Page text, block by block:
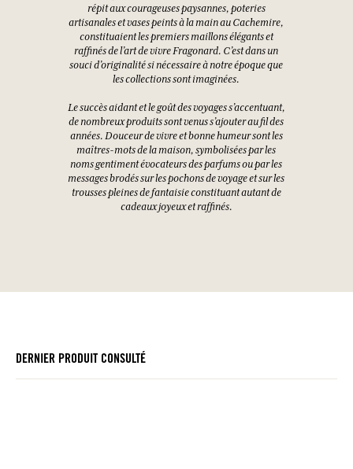
répit aux courageuses paysannes, poteries
artisanales et vases peints à la main au Cachemire,
constituaient les premiers maillons élégants et
raffinés de l’art de vivre Fragonard. C’est dans un
souci d’originalité si nécessaire à notre époque que
les collections sont imaginées.
Le succès aidant et le goût des voyages s’accentuant,
de nombreux produits sont venus s’ajouter au fil des
années. Douceur de vivre et bonne humeur sont les
maîtres-mots de la maison, symbolisées par les
noms gentiment évocateurs des parfums ou par les
messages brodés sur les pochons de voyage et sur les
trousses pleines de fantaisie constituant autant de
cadeaux joyeux et raffinés.
DERNIER PRODUIT CONSULTÉ